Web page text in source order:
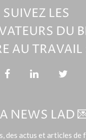
SUIVEZ LES
DU
AU TRAVAIL
NEWS LAD
des actus et articles de